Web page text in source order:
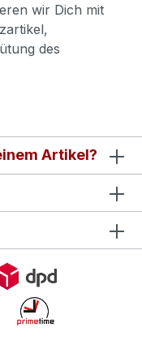
wir Dich mit
des
Artikel?